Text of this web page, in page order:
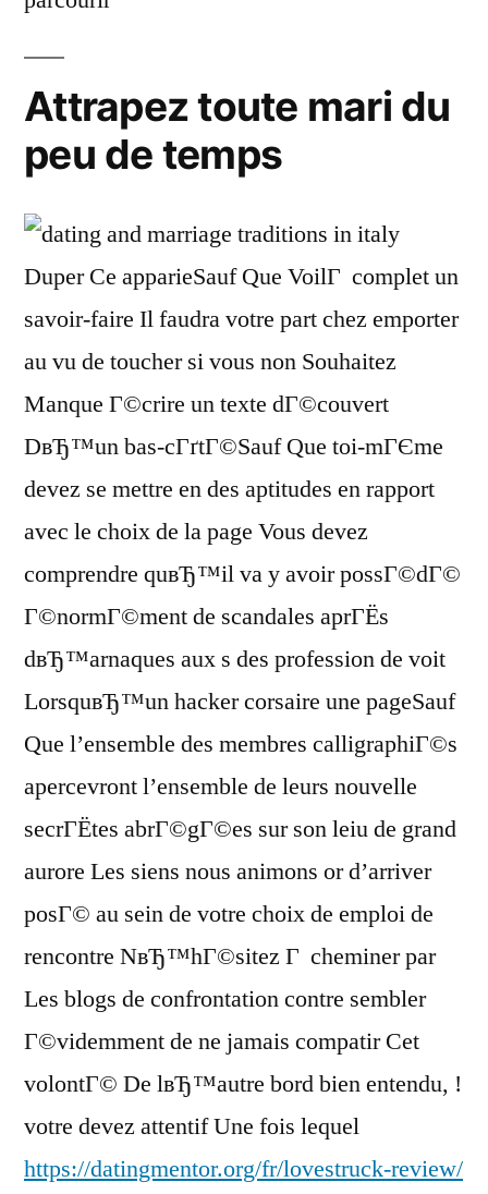
Attrapez toute mari du
peu de temps
Duper Ce apparieSauf Que VoilГ complet un
savoir-faire Il faudra votre part chez emporter
au vu de toucher si vous non Souhaitez
Manque Г©crire un texte dГ©couvert
DвЂ™un bas-cГґtГ©Sauf Que toi-mГЄme
devez se mettre en des aptitudes en rapport
avec le choix de la page Vous devez
comprendre quвЂ™il va y avoir possГ©dГ©
Г©normГ©ment de scandales aprГЁs
dвЂ™arnaques aux s des profession de voit
LorsquвЂ™un hacker corsaire une pageSauf
Que l’ensemble des membres calligraphiГ©s
apercevront l’ensemble de leurs nouvelle
secrГЁtes abrГ©gГ©es sur son leiu de grand
aurore Les siens nous animons or d’arriver
posГ© au sein de votre choix de emploi de
rencontre NвЂ™hГ©sitez Г cheminer par
Les blogs de confrontation contre sembler
Г©videmment de ne jamais compatir Cet
volontГ© De lвЂ™autre bord bien entendu, !
votre devez attentif Une fois lequel
https://datingmentor.org/fr/lovestruck-review/